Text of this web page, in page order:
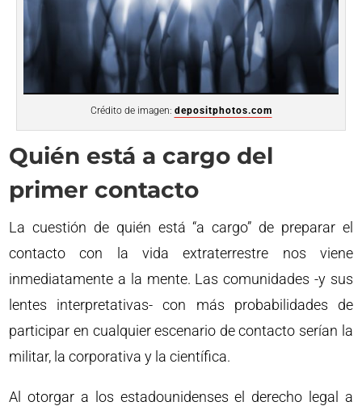
Crédito de imagen: depositphotos.com
Quién está a cargo del
primer contacto
La cuestión de quién está “a cargo” de preparar el
contacto con la vida extraterrestre nos viene
inmediatamente a la mente. Las comunidades -y sus
lentes interpretativas- con más probabilidades de
participar en cualquier escenario de contacto serían la
militar, la corporativa y la científica.
Al otorgar a los estadounidenses el derecho legal a